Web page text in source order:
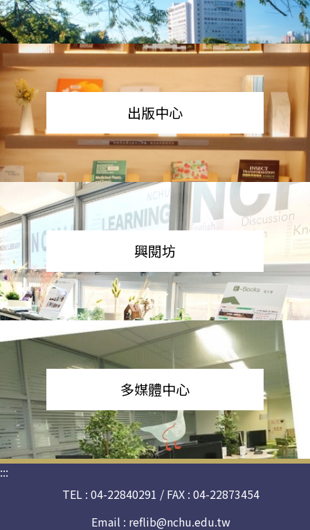
出版中心
興閱坊
多媒體中心
:::
TEL : 04-22840291 / FAX : 04-22873454
Email : reflib@nchu.edu.tw